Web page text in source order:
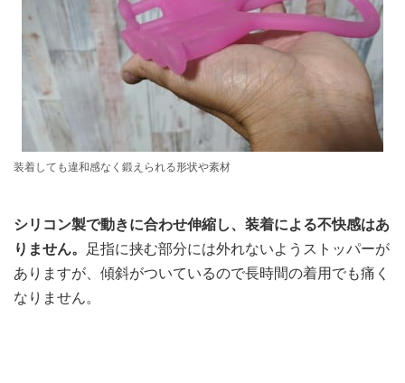
装着しても違和感なく鍛えられる形状や素材
シリコン製で動きに合わせ伸縮し、装着による不快感はあ
りません。 足指に挟む部分には外れないようストッパーが
ありますが、傾斜がついているので長時間の着用でも痛く
なりません。